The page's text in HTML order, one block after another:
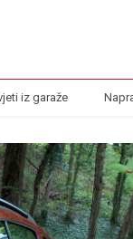
iz garaže